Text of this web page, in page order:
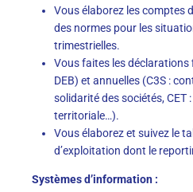
Vous élaborez les comptes
des normes pour les
trimestrielles.
Vous faites les déclarations
DEB) et annuelles (C3S :
solidarité des sociétés,
territoriale…).
Vous élaborez et suivez le
d’exploitation dont le
Systèmes d’information :